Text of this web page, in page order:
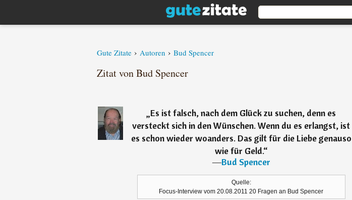
Gute Zitate › Autoren › Bud Spencer
Zitat von Bud Spencer
„Es ist falsch, nach dem Glück zu suchen, denn es
versteckt sich in den Wünschen. Wenn du es erlangst, ist
es schon wieder woanders. Das gilt für die Liebe genauso
wie für Geld.“
―Bud Spencer
Quelle:
Focus-Interview vom 20.08.2011 20 Fragen an Bud Spencer